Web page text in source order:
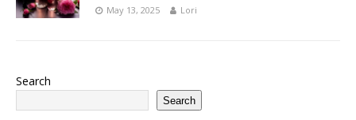
May 13, 2025 Lori
Search
Search